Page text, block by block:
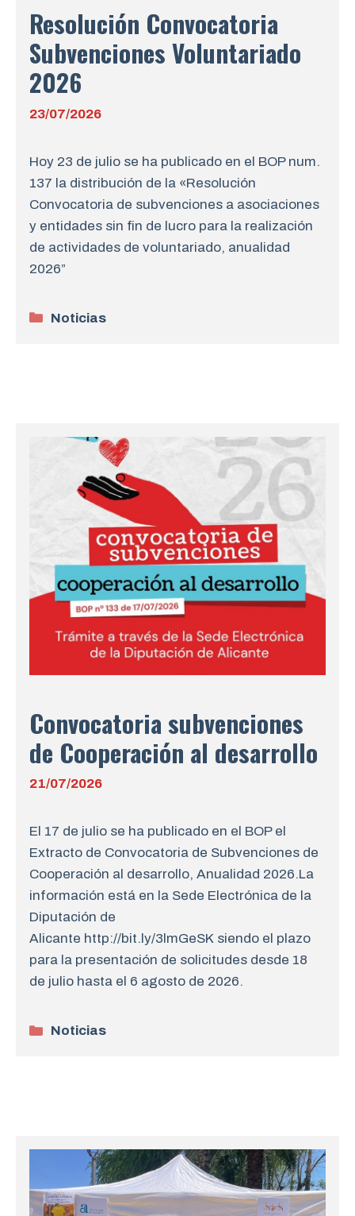
Resolución Convocatoria
Subvenciones Voluntariado
2026
23/07/2026
Hoy 23 de julio se ha publicado en el BOP num.
137 la distribución de la «Resolución
Convocatoria de subvenciones a asociaciones
y entidades sin fin de lucro para la realización
de actividades de voluntariado, anualidad
2026”
Categorías
Noticias
Convocatoria subvenciones
de Cooperación al desarrollo
21/07/2026
El 17 de julio se ha publicado en el BOP el
Extracto de Convocatoria de Subvenciones de
Cooperación al desarrollo, Anualidad 2026.La
información está en la Sede Electrónica de la
Diputación de
Alicante http://bit.ly/3lmGeSK siendo el plazo
para la presentación de solicitudes desde 18
de julio hasta el 6 agosto de 2026.
Categorías
Noticias